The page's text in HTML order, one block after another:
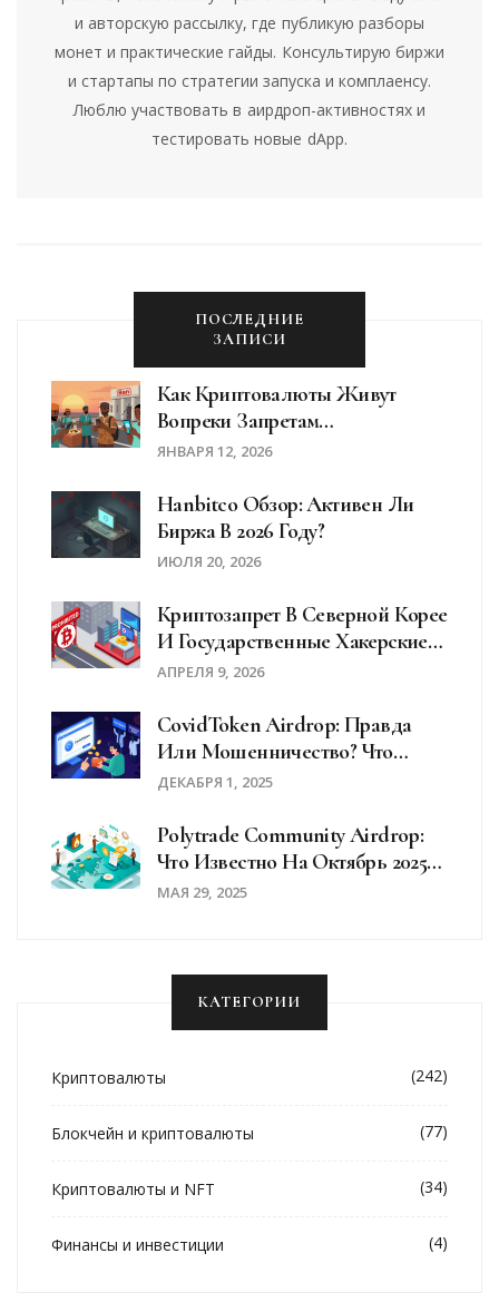
и авторскую рассылку, где публикую разборы
монет и практические гайды. Консультирую биржи
и стартапы по стратегии запуска и комплаенсу.
Люблю участвовать в аирдроп-активностях и
тестировать новые dApp.
ПОСЛЕДНИЕ
ЗАПИСИ
Как Криптовалюты Живут
Вопреки Запретам
Правительств
ЯНВАРЯ 12, 2026
Hanbitco Обзор: Активен Ли
Биржа В 2026 Году?
ИЮЛЯ 20, 2026
Криптозапрет В Северной Корее
И Государственные Хакерские
Атаки: Как Пхеньян Обходит
АПРЕЛЯ 9, 2026
CovidToken Airdrop: Правда
Или Мошенничество? Что
Известно На Декабрь 2025
ДЕКАБРЯ 1, 2025
Polytrade Community Airdrop:
Что Известно На Октябрь 2025
Года
МАЯ 29, 2025
КАТЕГОРИИ
Криптовалюты (242)
Блокчейн и криптовалюты (77)
Криптовалюты и NFT (34)
Финансы и инвестиции (4)